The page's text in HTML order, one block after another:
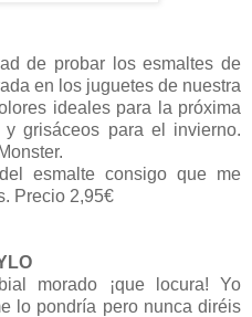
de probar los esmaltes de
en los juguetes de nuestra
ideales para la próxima
grisáceos para el invierno.
esmalte consigo que me
Precio 2,95€
morado ¡que locura! Yo
lo pondría pero nunca diréis